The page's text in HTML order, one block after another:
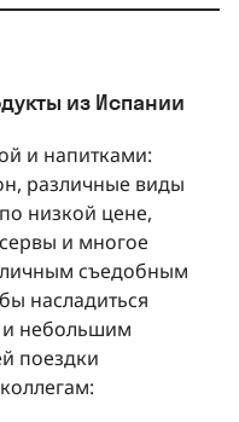
из Испании
и напитками:
различные виды
низкой цене,
и многое
съедобным
насладиться
и небольшим
поездки